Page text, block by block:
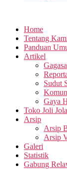
Home
Tentang
Panduan
Artikel
Sudut
Gaya
Toko Joli
Arsip
Arsip
Arsip
Galeri
Statistik
Gabung